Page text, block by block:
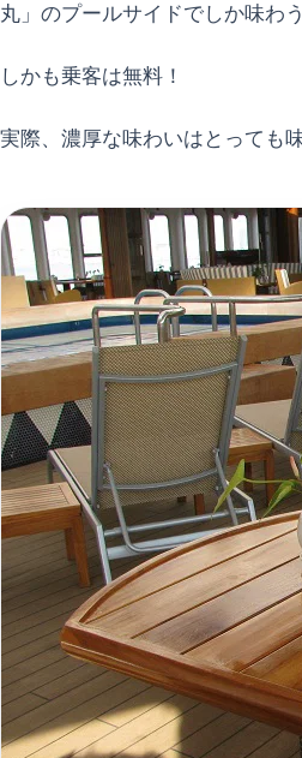
丸」のプールサイドでしか味わ
しかも乗客は無料！
実際、濃厚な味わいはとっても